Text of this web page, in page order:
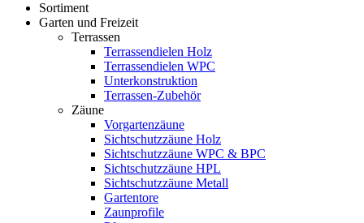
Sortiment
Garten und Freizeit
Terrassen
Terrassendielen Holz
Terrassendielen WPC
Unterkonstruktion
Terrassen-Zubehör
Zäune
Vorgartenzäune
Sichtschutzzäune Holz
Sichtschutzzäune WPC & BPC
Sichtschutzzäune HPL
Sichtschutzzäune Metall
Gartentore
Zaunprofile